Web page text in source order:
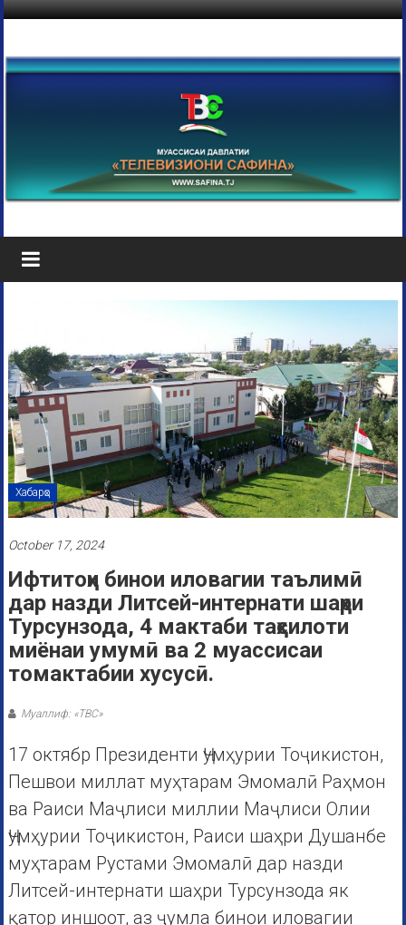
Хабарҳо
October 17, 2024
Ифтитоҳи бинои иловагии таълимӣ
дар назди Литсей-интернати шаҳри
Турсунзода, 4 мактаби таҳсилоти
миёнаи умумӣ ва 2 муассисаи
томактабии хусусӣ.
Муаллиф: «ТВС»
17 октябр Президенти Ҷумҳурии Тоҷикистон,
Пешвои миллат муҳтарам Эмомалӣ Раҳмон
ва Раиси Маҷлиси миллии Маҷлиси Олии
Ҷумҳурии Тоҷикистон, Раиси шаҳри Душанбе
муҳтарам Рустами Эмомалӣ дар назди
Литсей-интернати шаҳри Турсунзода як
қатор иншоот, аз ҷумла бинои иловагии